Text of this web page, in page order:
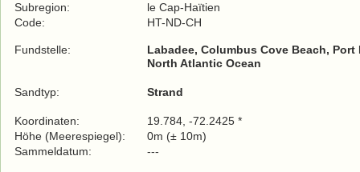
Subregion:
le Cap-Haïtien
Code:
HT-ND-CH
Fundstelle:
Labadee, Columbus Cove Beach, Port
North Atlantic Ocean
Sandtyp: Strand
Koordinaten:
19.784, -72.2425 *
Höhe (Meerespiegel):
0m (± 10m)
Sammeldatum:
---